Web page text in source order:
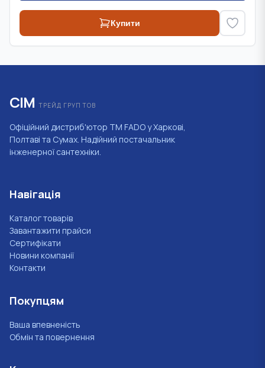
Купити
СІМ ТРЕЙД ГРУП ТОВ
Офіційний дистриб'ютор ТМ FADO у Харкові,
Полтаві та Сумах. Надійний постачальник
інженерної сантехніки.
Навігація
Каталог товарів
Завантажити прайси
Сертифікати
Новини компанії
Контакти
Покупцям
Ваша впевненість
Обмін та повернення